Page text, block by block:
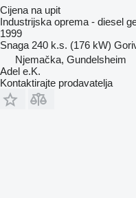
Cijena na upit
Industrijska oprema - diesel
1999
Snaga 240 k.s. (176 kW)
Njemačka, Gundelsheim
Adel e.K.
Kontaktirajte prodavatelja